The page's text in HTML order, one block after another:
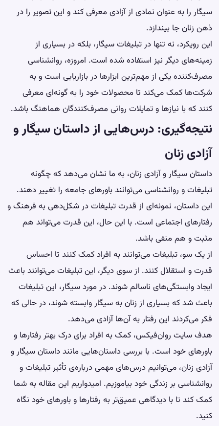
سیگار را به عنوان نمادی از آزادی معرفی کند و این تصویر را در
ذهن زنان جا بیندازد.
این رویکرد، نه تنها در تبلیغات سیگار، بلکه در بسیاری از
زمینه‌های دیگر نیز استفاده شده است. امروزه، روانشناسی
مصرف‌کننده یکی از مهم‌ترین ابزارها در بازاریابی است و به
شرکت‌ها کمک می‌کند تا محصولات خود را به گونه‌ای معرفی
کنند که با نیازها و تمایلات روانی مصرف‌کنندگان هماهنگ باشد.
نتیجه‌گیری: درس‌هایی از داستان سیگار و
آزادی زنان
داستان سیگار و آزادی زنان، به ما نشان می‌دهد که چگونه
تبلیغات و روانشناسی می‌توانند باورهای جامعه را تغییر دهند.
این داستان، نمونه‌ای از قدرت تبلیغات در شکل‌دهی به فرهنگ و
رفتارهای اجتماعی است. با این حال، این قدرت می‌تواند هم
مثبت و هم منفی باشد.
از یک سو، تبلیغات می‌توانند به افراد کمک کنند تا احساس
قدرت و استقلال کنند. از سوی دیگر، این تبلیغات می‌توانند باعث
ایجاد وابستگی‌های ناسالم شوند. در مورد سیگار، این تبلیغات
باعث شد که بسیاری از زنان به سیگار وابسته شوند، در حالی که
فکر می‌کردند این رفتار به آن‌ها آزادی می‌دهد.
هدف سایت روان‌فیکس، کمک به افراد برای درک بهتر رفتارها و
باورهای خود است. با بررسی داستان‌هایی مانند داستان سیگار و
آزادی زنان، می‌توانیم درس‌های مهمی درباره‌ی تأثیر تبلیغات و
روانشناسی بر زندگی خود بیاموزیم. امیدواریم این مقاله به شما
کمک کند تا با دیدگاهی عمیق‌تر به رفتارها و باورهای خود نگاه
کنید.